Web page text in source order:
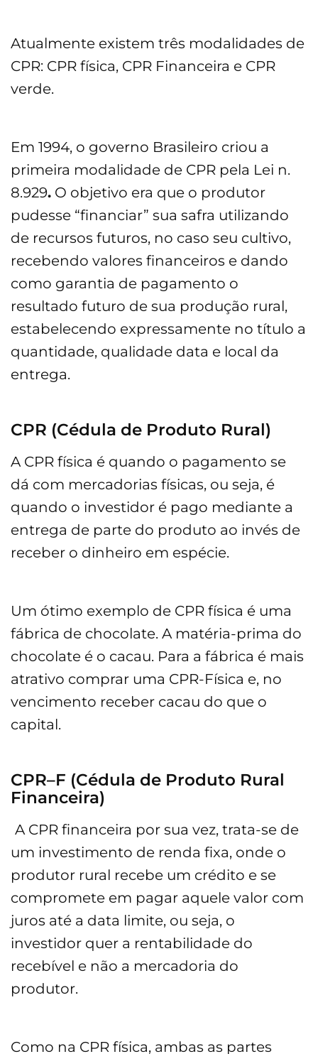
Atualmente existem três modalidades de
CPR: CPR física, CPR Financeira e CPR
verde.
Em 1994, o governo Brasileiro criou a
primeira modalidade de CPR pela Lei n.
8.929. O objetivo era que o produtor
pudesse “financiar” sua safra utilizando
de recursos futuros, no caso seu cultivo,
recebendo valores financeiros e dando
como garantia de pagamento o
resultado futuro de sua produção rural,
estabelecendo expressamente no título a
quantidade, qualidade data e local da
entrega.
CPR (Cédula de Produto Rural)
A CPR física é quando o pagamento se
dá com mercadorias físicas, ou seja, é
quando o investidor é pago mediante a
entrega de parte do produto ao invés de
receber o dinheiro em espécie.
Um ótimo exemplo de CPR física é uma
fábrica de chocolate. A matéria-prima do
chocolate é o cacau. Para a fábrica é mais
atrativo comprar uma CPR-Física e, no
vencimento receber cacau do que o
capital.
CPR–F (Cédula de Produto Rural
Financeira)
A CPR financeira por sua vez, trata-se de
um investimento de renda fixa, onde o
produtor rural recebe um crédito e se
compromete em pagar aquele valor com
juros até a data limite, ou seja, o
investidor quer a rentabilidade do
recebível e não a mercadoria do
produtor.
Como na CPR física, ambas as partes